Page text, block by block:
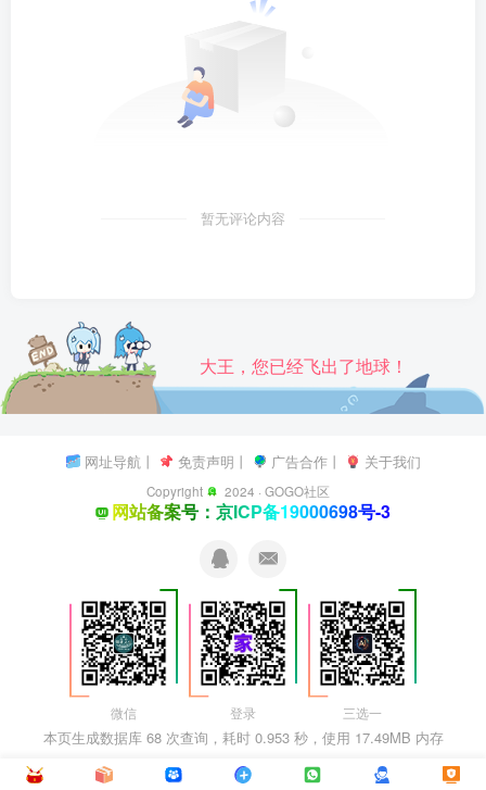
暂无评论内容
大王，您已经飞出了地球！
网址导航 丨 免责声明 丨 广告合作丨 关于我们
Copyright 2024 ·GOGO社区
网站备案号：京ICP备19000698号-3
微信 登录 三选一
本页生成数据库 68 次查询，耗时 0.953 秒，使用 17.49MB 内存